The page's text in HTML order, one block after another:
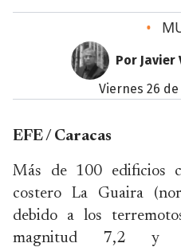
•
Por Javier
viernes 26
EFE / Caracas
Más de 100 edificios
costero La Guaira
debido a los
magnitud 7,2 y